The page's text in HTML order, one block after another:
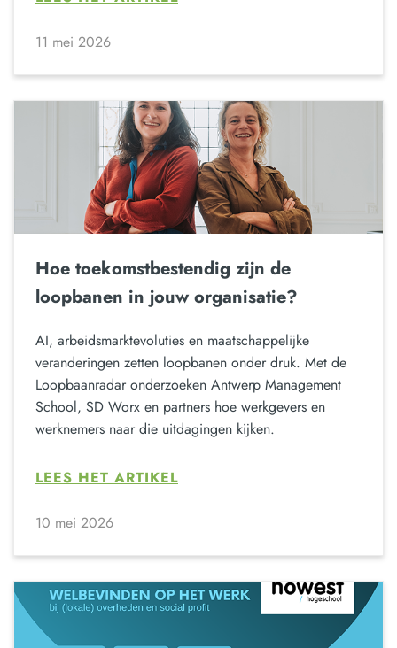
11 mei 2026
Hoe toekomstbestendig zijn de
loopbanen in jouw organisatie?
AI, arbeidsmarktevoluties en maatschappelijke
veranderingen zetten loopbanen onder druk. Met de
Loopbaanradar onderzoeken Antwerp Management
School, SD Worx en partners hoe werkgevers en
werknemers naar die uitdagingen kijken.
LEES HET ARTIKEL
10 mei 2026